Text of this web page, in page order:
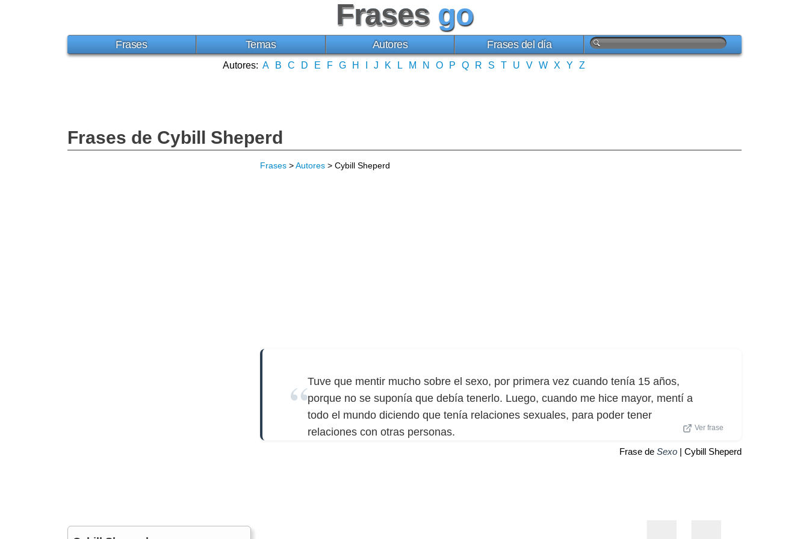
Frases go
Frases Temas Autores Frases del día
Autores: A B C D E F G H J K L M N O P Q R S T U V W X Y Z
Frases de Cybill Sheperd
Frases >Autores > Cybill Sheperd
Tuve que mentir mucho sobre el sexo, por primera vez cuando tenía 15 años,
porque no se suponía que debía tenerlo. Luego, cuando me hice mayor, mentí a
todo el mundo diciendo que tenía relaciones sexuales, para poder tener
relaciones con otras personas.
Ver frase
Frase de Sexo | Cybill Sheperd